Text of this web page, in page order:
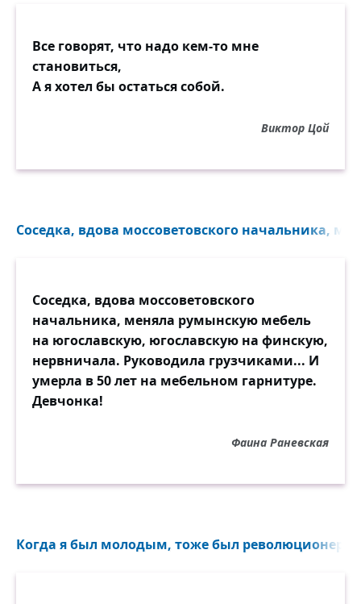
Все говорят, что надо кем-то мне
становиться,
А я хотел бы остаться собой.
Виктор Цой
Соседка, вдова моссоветовского начальника,
Соседка, вдова моссоветовского
начальника, меняла румынскую мебель
на югославскую, югославскую на финскую,
нервничала. Руководила грузчиками... И
умерла в 50 лет на мебельном гарнитуре.
Девчонка!
Фаина Раневская
Когда я был молодым, тоже был